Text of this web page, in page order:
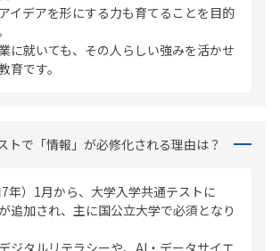
イデアを形にする力も育てることを目的
に就いても、その人らしい強みを活かせ
育です。
トで「情報」が必修化される理由は？
年）1月から、大学入学共通テストに
追加され、主に国公立大学で必須となり
ジタルリテラシーや、AI・データサイエ